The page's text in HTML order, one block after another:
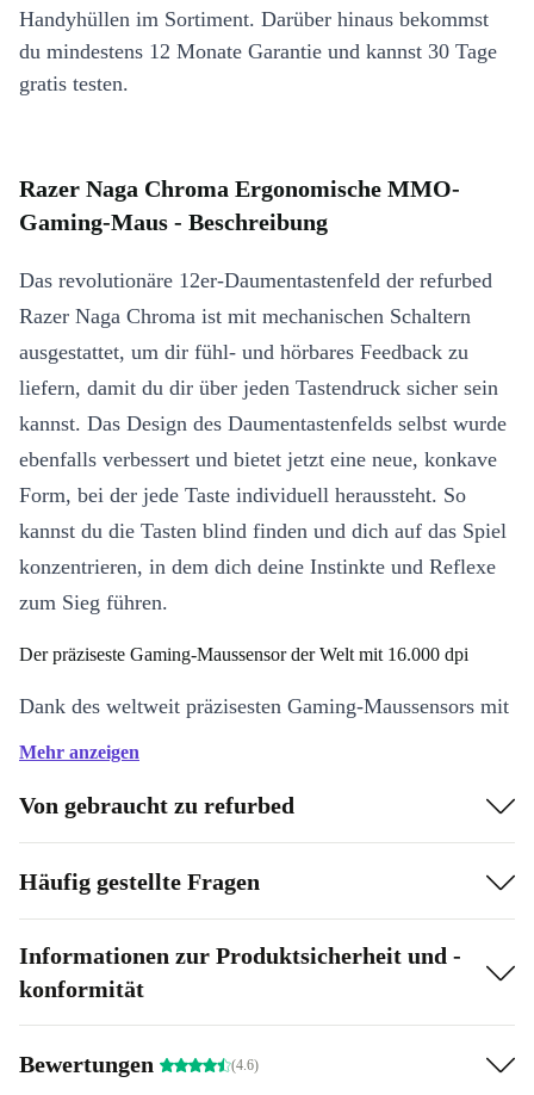
Handyhüllen im Sortiment. Darüber hinaus bekommst
du mindestens 12 Monate Garantie und kannst 30 Tage
gratis testen.
Razer Naga Chroma Ergonomische MMO-
Gaming-Maus - Beschreibung
Das revolutionäre 12er-Daumentastenfeld der refurbed
Razer Naga Chroma ist mit mechanischen Schaltern
ausgestattet, um dir fühl- und hörbares Feedback zu
liefern, damit du dir über jeden Tastendruck sicher sein
kannst. Das Design des Daumentastenfelds selbst wurde
ebenfalls verbessert und bietet jetzt eine neue, konkave
Form, bei der jede Taste individuell heraussteht. So
kannst du die Tasten blind finden und dich auf das Spiel
konzentrieren, in dem dich deine Instinkte und Reflexe
zum Sieg führen.
Der präziseste Gaming-Maussensor der Welt mit 16.000 dpi
Dank des weltweit präzisesten Gaming-Maussensors mit
16.000 DPI unterstützt dich deine Razer Naga Chroma
größeren Vorteil gegenüber der Konkurrenz verschaffen
kannst. Die gebrauchte Razer Naga Chroma kann
Veränderungen von bis zu 1 DPI erkennen und verfügt
über eine Lift-Off-Cut-Off-Präzision von 0,1 mm, damit
du blitzschnell reagieren und dir souverän die Sieg holen
kannst.
Farboptionen
Mehr anzeigen
Von gebraucht zu refurbed
Häufig gestellte Fragen
Informationen zur Produktsicherheit und -
konformität
Bewertungen (4.6)